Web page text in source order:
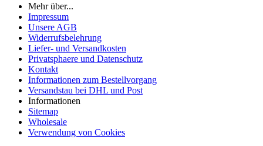
Mehr über...
Impressum
Unsere AGB
Widerrufsbelehrung
Liefer- und Versandkosten
Privatsphaere und Datenschutz
Kontakt
Informationen zum Bestellvorgang
Versandstau bei DHL und Post
Informationen
Sitemap
Wholesale
Verwendung von Cookies